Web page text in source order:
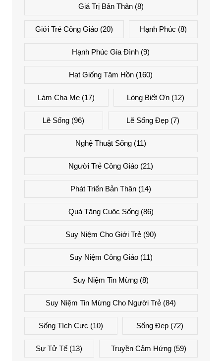
Giá Trị Bản Thân(8)
Giới Trẻ Công Giáo(20) Hạnh Phúc (8)
Hạnh Phúc Gia Đình (9)
Hạt Giống Tâm Hồn (160)
Làm Cha Mẹ (17) Lòng Biết Ơn(12)
Lẽ Sống (96) Lẽ Sống Đẹp(7)
Nghệ Thuật Sống (11)
Người Trẻ Công Giáo (21)
Phát Triển Bản Thân (14)
Quà Tặng Cuộc Sống(86)
Suy Niệm Cho Giới Trẻ (90)
Suy Niệm Công Giáo(11)
Suy Niệm Tin Mừng (8)
Suy Niệm Tin Mừng Cho Người Trẻ (84)
Sống Tích Cực (10) Sống Đẹp (72)
Sự Tử Tế (13) Truyền Cảm Hứng(59)